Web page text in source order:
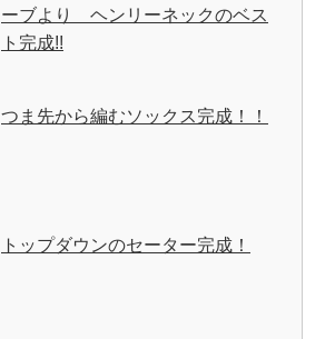
ーブより ヘンリーネックのベス
ト完成!!
つま先から編むソックス完成！！
トップダウンのセーター完成！